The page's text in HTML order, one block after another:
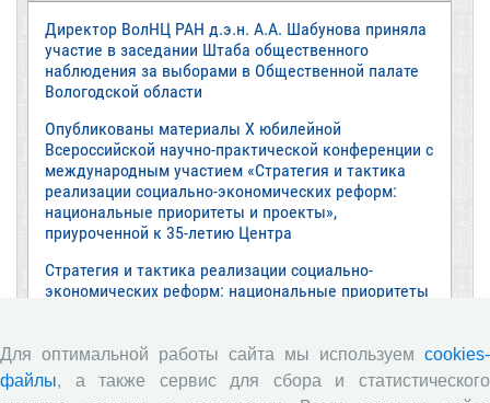
Директор ВолНЦ РАН д.э.н. А.А. Шабунова приняла
участие в заседании Штаба общественного
наблюдения за выборами в Общественной палате
Вологодской области
Опубликованы материалы X юбилейной
Всероссийской научно-практической конференции с
международным участием «Стратегия и тактика
реализации социально-экономических реформ:
национальные приоритеты и проекты»,
приуроченной к 35-летию Центра
Стратегия и тактика реализации социально-
экономических реформ: национальные приоритеты
Опубликованы материалы XI Международной
научно-практической интернет-конференции
«Глобальные вызовы и региональное развитие в
Для оптимальной работы сайта мы используем cookies-
файлы, а также сервис для сбора и статистического